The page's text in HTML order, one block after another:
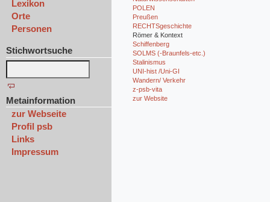
Lexikon
Orte
Personen
Stichwortsuche
Metainformation
zur Webseite
Profil psb
Links
Impressum
POLEN
Preußen
RECHTSgeschichte
Römer & Kontext
Schiffenberg
SOLMS (-Braunfels-etc.)
Stalinismus
UNI-hist /Uni-GI
Wandern/ Verkehr
z-psb-vita
zur Website